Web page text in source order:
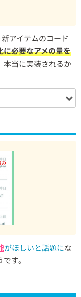
アイテムのコード
に必要なアメの量を
本当に実装されるか
がほしいと話題にな
す。